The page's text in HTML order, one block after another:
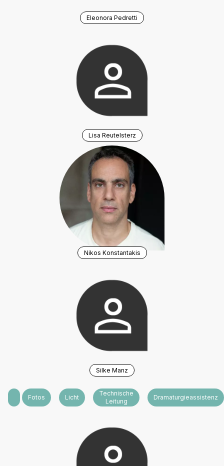
Eleonora Pedretti
Lisa Reutelsterz
Nikos Konstantakis
Silke Manz
GrafikFotos Licht
Technische
Leitung
Dramaturgieassistenz